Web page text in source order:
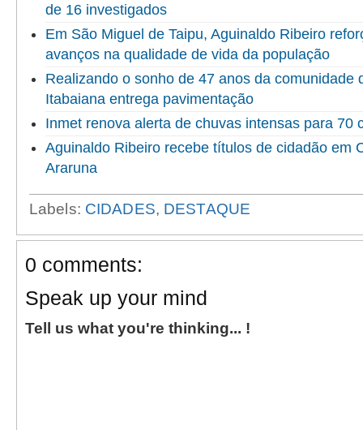
de 16 investigados
Em São Miguel de Taipu, Aguinaldo Ribeiro
avanços na qualidade de vida da população
Realizando o sonho de 47 anos da comunidade
Itabaiana entrega pavimentação
Inmet renova alerta de chuvas intensas para 70
Aguinaldo Ribeiro recebe títulos de cidadão em
Araruna
Labels: CIDADES, DESTAQUE
0 comments:
Speak up your mind
Tell us what you're thinking... !